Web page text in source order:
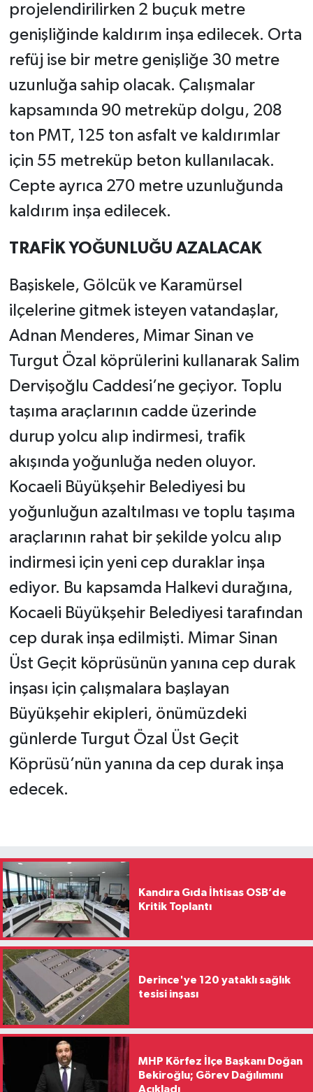
projelendirilirken 2 buçuk metre
genişliğinde kaldırım inşa edilecek. Orta
refüj ise bir metre genişliğe 30 metre
uzunluğa sahip olacak. Çalışmalar
kapsamında 90 metreküp dolgu, 208
ton PMT, 125 ton asfalt ve kaldırımlar
için 55 metreküp beton kullanılacak.
Cepte ayrıca 270 metre uzunluğunda
kaldırım inşa edilecek.
TRAFİK YOĞUNLUĞU AZALACAK
Başiskele, Gölcük ve Karamürsel
ilçelerine gitmek isteyen vatandaşlar,
Adnan Menderes, Mimar Sinan ve
Turgut Özal köprülerini kullanarak Salim
Dervişoğlu Caddesi’ne geçiyor. Toplu
taşıma araçlarının cadde üzerinde
durup yolcu alıp indirmesi, trafik
akışında yoğunluğa neden oluyor.
Kocaeli Büyükşehir Belediyesi bu
yoğunluğun azaltılması ve toplu taşıma
araçlarının rahat bir şekilde yolcu alıp
indirmesi için yeni cep duraklar inşa
ediyor. Bu kapsamda Halkevi durağına,
Kocaeli Büyükşehir Belediyesi tarafından
cep durak inşa edilmişti. Mimar Sinan
Üst Geçit köprüsünün yanına cep durak
inşası için çalışmalara başlayan
Büyükşehir ekipleri, önümüzdeki
günlerde Turgut Özal Üst Geçit
Köprüsü’nün yanına da cep durak inşa
edecek.
Kandıra Gıda İhtisas OSB’de
Kritik Toplantı
Derince'ye 120 yataklı sağlık
tesisi inşası
MHP Körfez İlçe Başkanı Doğan
Bekiroğlu; Görev Dağılımını
Açıkladı